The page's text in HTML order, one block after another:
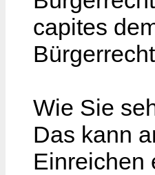
capites
Wie Sie
Das kann
Einreichen